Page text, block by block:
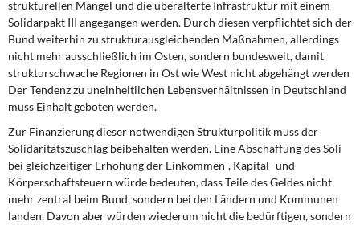
Über mich
Kontakt
strukturellen Mängel und die überalterte Infrastruktur mit einem
Solidarpakt III angegangen werden. Durch diesen verpflichtet sich der
Bund weiterhin zu strukturausgleichenden Maßnahmen, allerdings
nicht mehr ausschließlich im Osten, sondern bundesweit, damit
strukturschwache Regionen in Ost wie West nicht abgehängt werden
Der Tendenz zu uneinheitlichen Lebensverhältnissen in Deutschland
muss Einhalt geboten werden.
Zur Finanzierung dieser notwendigen Strukturpolitik muss der
Solidaritätszuschlag beibehalten werden. Eine Abschaffung des Soli
bei gleichzeitiger Erhöhung der Einkommen-, Kapital- und
Körperschaftsteuern würde bedeuten, dass Teile des Geldes nicht
mehr zentral beim Bund, sondern bei den Ländern und Kommunen
landen. Davon aber würden wiederum nicht die bedürftigen, sondern